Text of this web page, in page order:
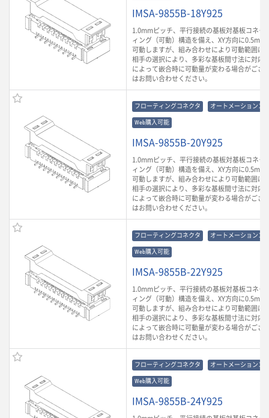
IMSA-9855B-18Y925
1.0mmピッチ、平行接続の基板対基板コネク
ィング（可動）構造を備え、XY方向に
可動しますが、組み合わせにより可動範囲は
相手の選択により、多彩な基板間寸法に対
によって嵌合時に可動量が変わる場合がござ
はお問い合わせください。
フローティングコネクタ オートメーションコ
Web購入可能
IMSA-9855B-20Y925
1.0mmピッチ、平行接続の基板対基板コネク
ィング（可動）構造を備え、XY方向に
可動しますが、組み合わせにより可動範囲は
相手の選択により、多彩な基板間寸法に対
によって嵌合時に可動量が変わる場合がござ
はお問い合わせください。
フローティングコネクタ オートメーションコ
Web購入可能
IMSA-9855B-22Y925
1.0mmピッチ、平行接続の基板対基板コネク
ィング（可動）構造を備え、XY方向に
可動しますが、組み合わせにより可動範囲は
相手の選択により、多彩な基板間寸法に対
によって嵌合時に可動量が変わる場合がござ
はお問い合わせください。
フローティングコネクタ オートメーションコ
Web購入可能
IMSA-9855B-24Y925